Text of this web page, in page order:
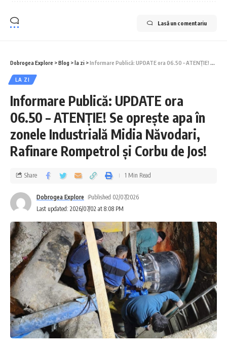
Lasă un comentariu
Dobrogea Explore >Blog >la zi >Informare Publică: UPDATE ora 06.50 – ATENȚIE! Se oprește apa în zonele Industrială Midia Năvodari, Rafinare Rompetrol și Corbu de Jos!
LA ZI
Informare Publică: UPDATE ora
06.50 – ATENȚIE! Se oprește apa în
zonele Industrială Midia Năvodari,
Rafinare Rompetrol și Corbu de Jos!
Last updated: 2026/07/02 at 8:08 PM
Dobrogea Explore Published 02/07/2026
Share 1 Min Read